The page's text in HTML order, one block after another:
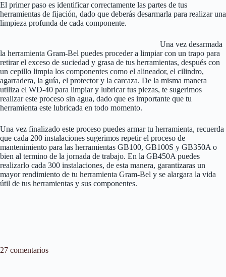
El primer paso es identificar correctamente las partes de tus
herramientas de fijación, dado que deberás desarmarla para realizar una
limpieza profunda de cada componente.
Una vez desarmada
la herramienta Gram-Bel puedes proceder a limpiar con un trapo para
retirar el exceso de suciedad y grasa de tus herramientas, después con
un cepillo limpia los componentes como el alineador, el cilindro,
agarradera, la guía, el protector y la carcaza. De la misma manera
utiliza el WD-40 para limpiar y lubricar tus piezas, te sugerimos
realizar este proceso sin agua, dado que es importante que tu
herramienta este lubricada en todo momento.
Una vez finalizado este proceso puedes armar tu herramienta, recuerda
que cada 200 instalaciones sugerimos repetir el proceso de
mantenimiento para las herramientas GB100, GB100S y GB350A o
bien al termino de la jornada de trabajo. En la GB450A puedes
realizarlo cada 300 instalaciones, de esta manera, garantizaras un
mayor rendimiento de tu herramienta Gram-Bel y se alargara la vida
útil de tus herramientas y sus componentes.
27 comentarios